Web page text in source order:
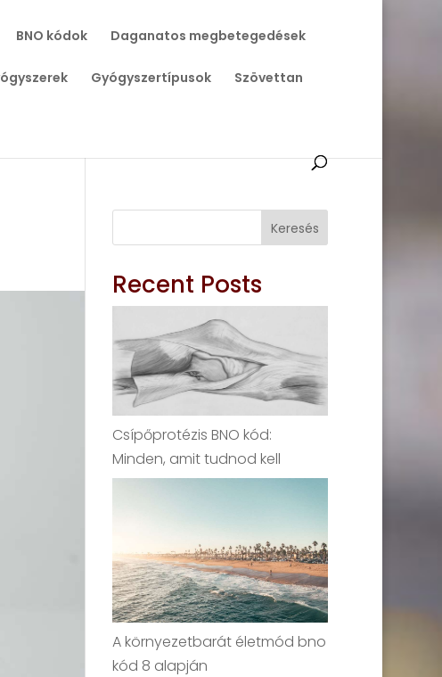
BNO kódok Daganatos megbetegedések
Gyógyszertípusok Szövettan
Keresés
Recent Posts
Csípőprotézis BNO kód:
Minden, amit tudnod kell
A környezetbarát életmód bno
kód 8 alapján